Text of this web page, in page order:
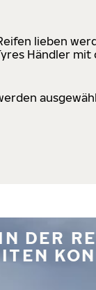
lieben
Händler
DER